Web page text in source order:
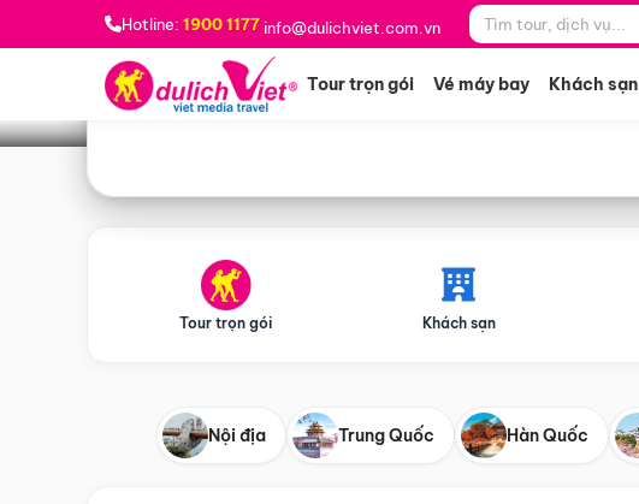
Hotline: 1900 1177 info@dulichviet.com.vn
Tour trọn gói Vé máy bay Khách sạn
Bạn muốn đi đâu? *
Tour trọn gói Khách sạn
Nội địa Trung Quốc Hàn Quốc